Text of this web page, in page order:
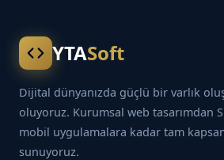
YTASoft
Dijital dünyanızda güçlü bir varlık
oluyoruz. Kurumsal web tasarımdan
mobil uygulamalara kadar tam
sunuyoruz.